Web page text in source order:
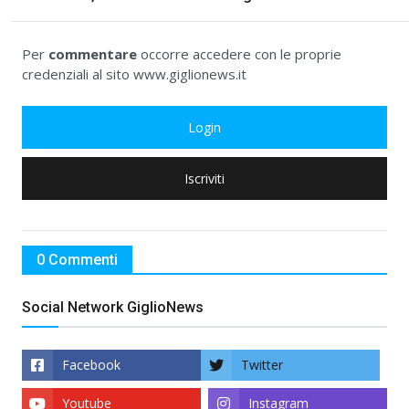
Per commentare occorre accedere con le proprie
credenziali al sito www.giglionews.it
Login
Iscriviti
0 Commenti
Social Network GiglioNews
Facebook Twitter
Instagram
Youtube